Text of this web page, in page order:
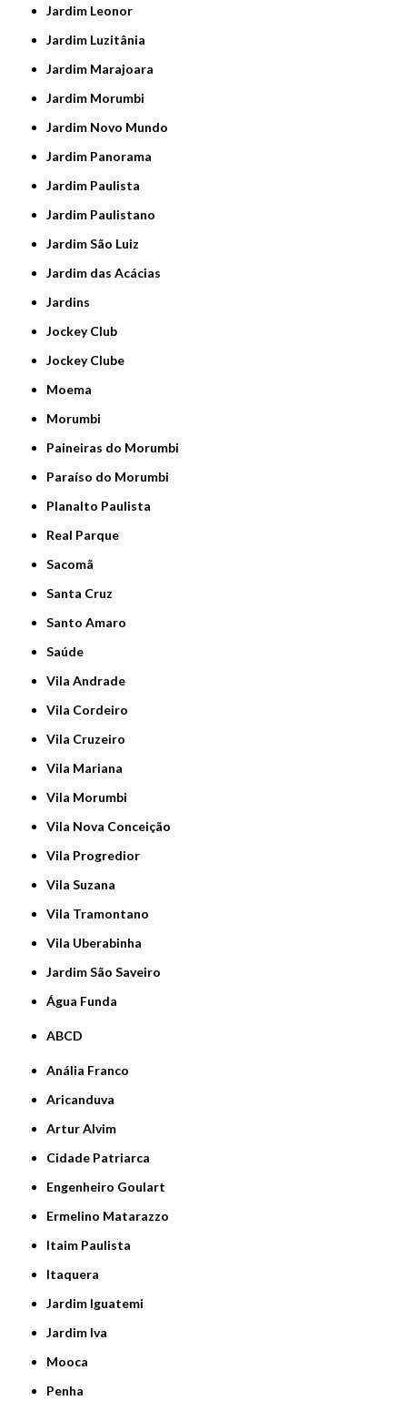
Jardim Leonor
Jardim Luzitânia
Jardim Marajoara
Jardim Morumbi
Jardim Novo Mundo
Jardim Panorama
Jardim Paulista
Jardim Paulistano
Jardim São Luiz
Jardim das Acácias
Jardins
Jockey Club
Jockey Clube
Moema
Morumbi
Paineiras do Morumbi
Paraíso do Morumbi
Planalto Paulista
Real Parque
Sacomã
Santa Cruz
Santo Amaro
Saúde
Vila Andrade
Vila Cordeiro
Vila Cruzeiro
Vila Mariana
Vila Morumbi
Vila Nova Conceição
Vila Progredior
Vila Suzana
Vila Tramontano
Vila Uberabinha
jardim São Saveiro
Água Funda
ABCD
Anália Franco
Aricanduva
Artur Alvim
Cidade Patriarca
Engenheiro Goulart
Ermelino Matarazzo
Itaim Paulista
Itaquera
Jardim Iguatemi
Jardim Iva
Mooca
Penha